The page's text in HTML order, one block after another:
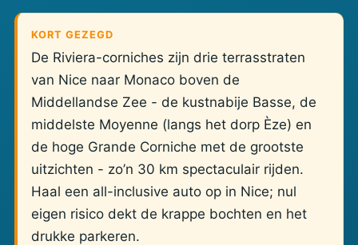
Zonder eigen risico
Tips
Over Cardamar
DE NL
KORT GEZEGD
De Riviera-corniches zijn drie terrasstraten
van Nice naar Monaco boven de
Middellandse Zee - de kustnabije Basse, de
middelste Moyenne (langs het dorp Èze) en
de hoge Grande Corniche met de grootste
uitzichten - zo’n 30 km spectaculair rijden.
Haal een all-inclusive auto op in Nice; nul
eigen risico dekt de krappe bochten en het
drukke parkeren.